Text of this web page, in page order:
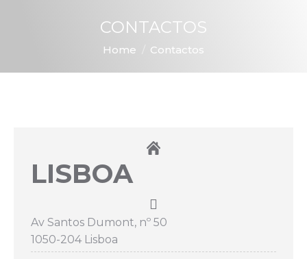
CONTACTOS
You are here:
Home Contactos
LISBOA
Av Santos Dumont, nº 50
1050-204 Lisboa